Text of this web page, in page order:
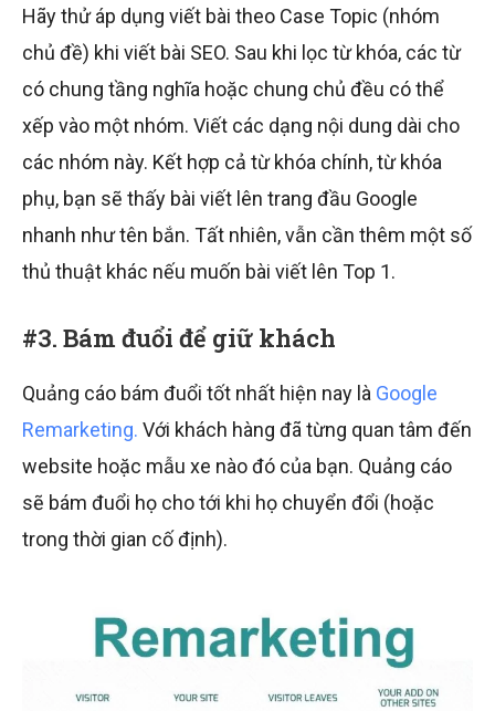
Hãy thử áp dụng viết bài theo Case Topic (nhóm
chủ đề) khi viết bài SEO. Sau khi lọc từ khóa, các từ
có chung tầng nghĩa hoặc chung chủ đều có thể
xếp vào một nhóm. Viết các dạng nội dung dài cho
các nhóm này. Kết hợp cả từ khóa chính, từ khóa
phụ, bạn sẽ thấy bài viết lên trang đầu Google
nhanh như tên bắn. Tất nhiên, vẫn cần thêm một số
thủ thuật khác nếu muốn bài viết lên Top 1.
#3. Bám đuổi để giữ khách
Quảng cáo bám đuổi tốt nhất hiện nay là Google
Remarketing. Với khách hàng đã từng quan tâm đến
website hoặc mẫu xe nào đó của bạn. Quảng cáo
sẽ bám đuổi họ cho tới khi họ chuyển đổi (hoặc
trong thời gian cố định).